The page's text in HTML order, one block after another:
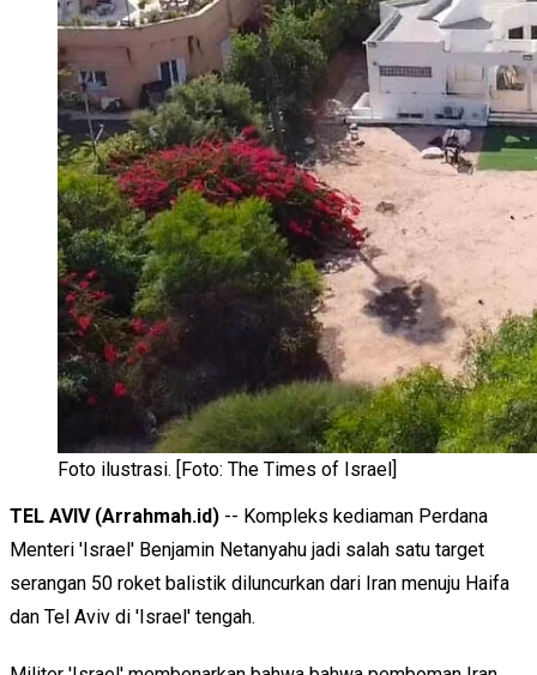
Foto ilustrasi. [Foto: The Times of Israel]
TEL AVIV (Arrahmah.id) -- Kompleks kediaman Perdana
Menteri 'Israel' Benjamin Netanyahu jadi salah satu target
serangan 50 roket balistik diluncurkan dari Iran menuju Haifa
dan Tel Aviv di 'Israel' tengah.